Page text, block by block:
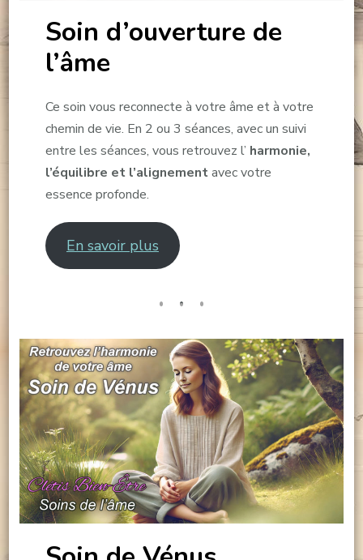
Soin d’ouverture de
l’âme
Ce soin vous reconnecte à votre âme et à votre
chemin de vie. En 2 ou 3 séances, avec un suivi
entre les séances, vous retrouvez l’ harmonie,
l’équilibre et l’alignementavec votre
essence profonde.
En savoir plus